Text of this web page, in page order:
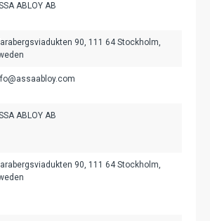
ABLOY AB
90, 111 64 Stockholm,
ABLOY AB
90, 111 64 Stockholm,